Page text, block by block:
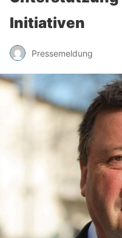
Initiativen
Pressemeldung